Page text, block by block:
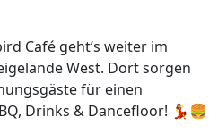
Café geht’s weiter im
West. Dort sorgen
für einen
Drinks & Dancefloor! 💃🍔